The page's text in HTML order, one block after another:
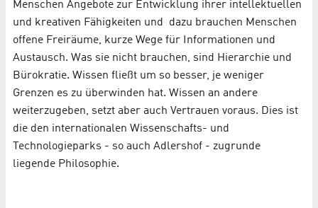
Menschen Angebote zur Entwicklung ihrer intellektuellen
und kreativen Fähigkeiten und dazu brauchen Menschen
offene Freiräume, kurze Wege für Informationen und
Austausch. Was sie nicht brauchen, sind Hierarchie und
Bürokratie. Wissen fließt um so besser, je weniger
Grenzen es zu überwinden hat. Wissen an andere
weiterzugeben, setzt aber auch Vertrauen voraus. Dies ist
die den internationalen Wissenschafts- und
Technologieparks - so auch Adlershof - zugrunde
liegende Philosophie.